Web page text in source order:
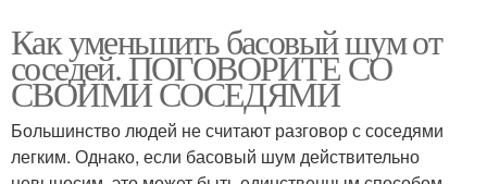
Как уменьшить басовый шум от
соседей. ПОГОВОРИТЕ СО
СВОИМИ СОСЕДЯМИ
Большинство людей не считают разговор с соседями
легким. Однако, если басовый шум действительно